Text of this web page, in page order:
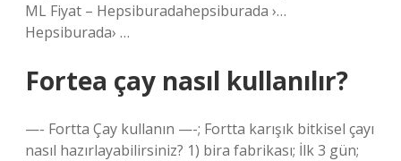
ML Fiyat – Hepsiburadahepsiburada ›…
Hepsiburada› …
Fortea çay nasıl kullanılır?
—- Fortta Çay kullanın —-; Fortta karışık bitkisel çayı
nasıl hazırlayabilirsiniz? 1) bira fabrikası; İlk 3 gün;